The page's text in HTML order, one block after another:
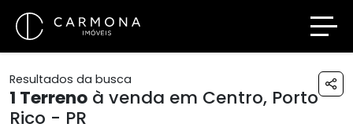
Resultados da busca
1 Terreno à venda em Centro, Porto
Rico - PR